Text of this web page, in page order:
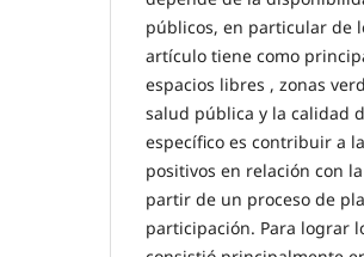
públicos, en particular de
artículo tiene como
espacios libres , zonas
salud pública y la calidad
específico es contribuir a
positivos en relación con
partir de un proceso de
participación. Para lograr